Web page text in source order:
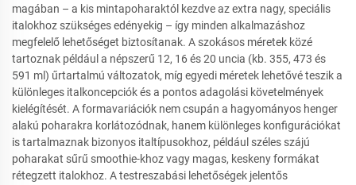
magában – a kis mintapoharaktól kezdve az extra nagy, speciális
italokhoz szükséges edényekig – így minden alkalmazáshoz
megfelelő lehetőséget biztosítanak. A szokásos méretek közé
tartoznak például a népszerű 12, 16 és 20 uncia (kb. 355, 473 és
591 ml) űrtartalmú változatok, míg egyedi méretek lehetővé teszik a
különleges italkoncepciók és a pontos adagolási követelmények
kielégítését. A formavariációk nem csupán a hagyományos henger
alakú poharakra korlátozódnak, hanem különleges konfigurációkat
is tartalmaznak bizonyos italtípusokhoz, például széles szájú
poharakat sűrű smoothie-khoz vagy magas, keskeny formákat
rétegzett italokhoz. A testreszabási lehetőségek jelentős